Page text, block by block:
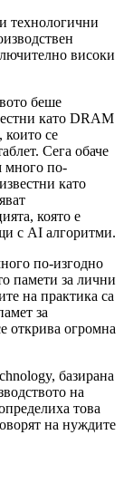
технологични
високи
беше
като DRAM
се
Сега обаче
много по-
като
която е
с AI алгоритми.
по-изгодно
памети за лични
на практика са
за
открива огромна
базирана
на
това
на нуждите